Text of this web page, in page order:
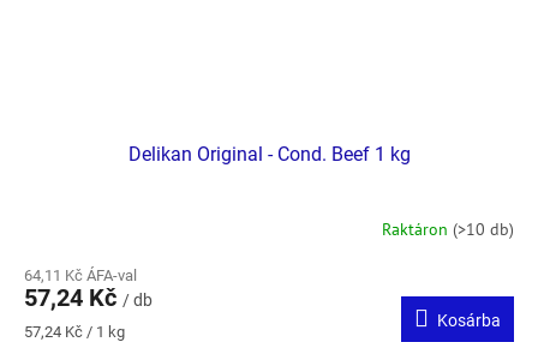
Delikan Original - Cond. Beef 1 kg
Raktáron (>10 db)
64,11 Kč ÁFA-val
57,24 Kč / db
Egységár:
57,24 Kč / 1 kg
Kosárba